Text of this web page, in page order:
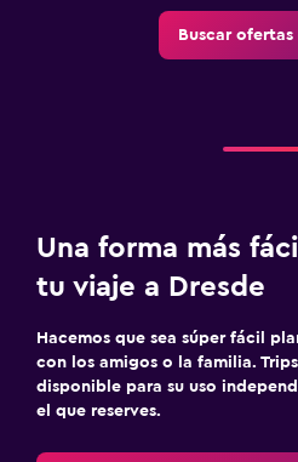
Buscar ofertas
Una forma más
tu viaje a Dresde
Hacemos que sea súper fácil
con los amigos o la familia.
disponible para su uso
el que reserves.